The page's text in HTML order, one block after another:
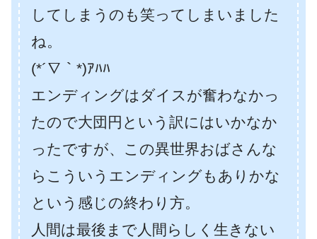
してしまうのも笑ってしまいました
ね。
(*´∇｀*)ｱﾊﾊ
エンディングはダイスが奮わなかっ
たので大団円という訳にはいかなか
ったですが、この異世界おばさんな
らこういうエンディングもありかな
という感じの終わり方。
人間は最後まで人間らしく生きない